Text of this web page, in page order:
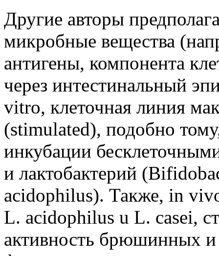
Другие авторы
микробные вещества
антигены, компонента
через интестинальный
vitro, клеточная линия
(stimulated), подобно
инкубации
и лактобактерий
acidophilus). Также, in
L. acidophilus u L. casei,
активность брюшинных и